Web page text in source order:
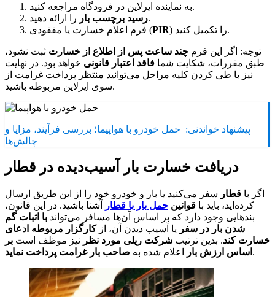
به نماینده ایرلاین در فرودگاه مراجعه کنید.
رسید برچسب باررا ارائه دهید.
فرم اعلام خسارت یا مفقودی (PIR ) را تکمیل کنید.
توجه: اگر این فرم چند ساعت پس از اطلاع از خسارت ثبت نشود،
طبق مقررات، شکایت شما فاقد اعتبار قانونی خواهد بود. در نهایت
نیز با طی کردن کلیه مراحل می‌توانید منتظر پرداخت غرامت از
سوی ایرلاین مربوطه باشید.
پیشنهاد خواندنی: حمل خودرو با هواپیما؛ بررسی فرآیند، مزایا و
چالش‌ها
دریافت خسارت بار آسیب‌دیده در قطار
اگر با قطار سفر می‌کنید یا بار و خودرو خود را از این طریق ارسال
کرده‌اید، باید با قوانین حمل بار با قطار
آشنا باشید. در این قانون،
بندهایی وجود دارد که بر اساس آن‌ها مسافر می‌‌تواند با اثبات گم
شدن بار در سفر یا آسیب دیدن آن، ازکارگزار مربوطه ادعای
خسارت کند. بدین ترتیب شرکت ریلی مورد نظر نیز موظف است بر
اساس ارزش بار
اعلام شده به صاحب بار غرامت پرداخت نماید .